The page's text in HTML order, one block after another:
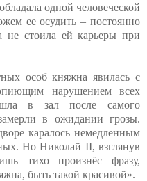
одной человеческой
ее осудить – постоянно
не стоила ей карьеры при
особ княжна явилась с
нарушением всех
в зал после самого
в ожидании грозы.
каралось немедленным
Но Николай II, взглянув
тихо произнёс фразу,
быть такой красивой».